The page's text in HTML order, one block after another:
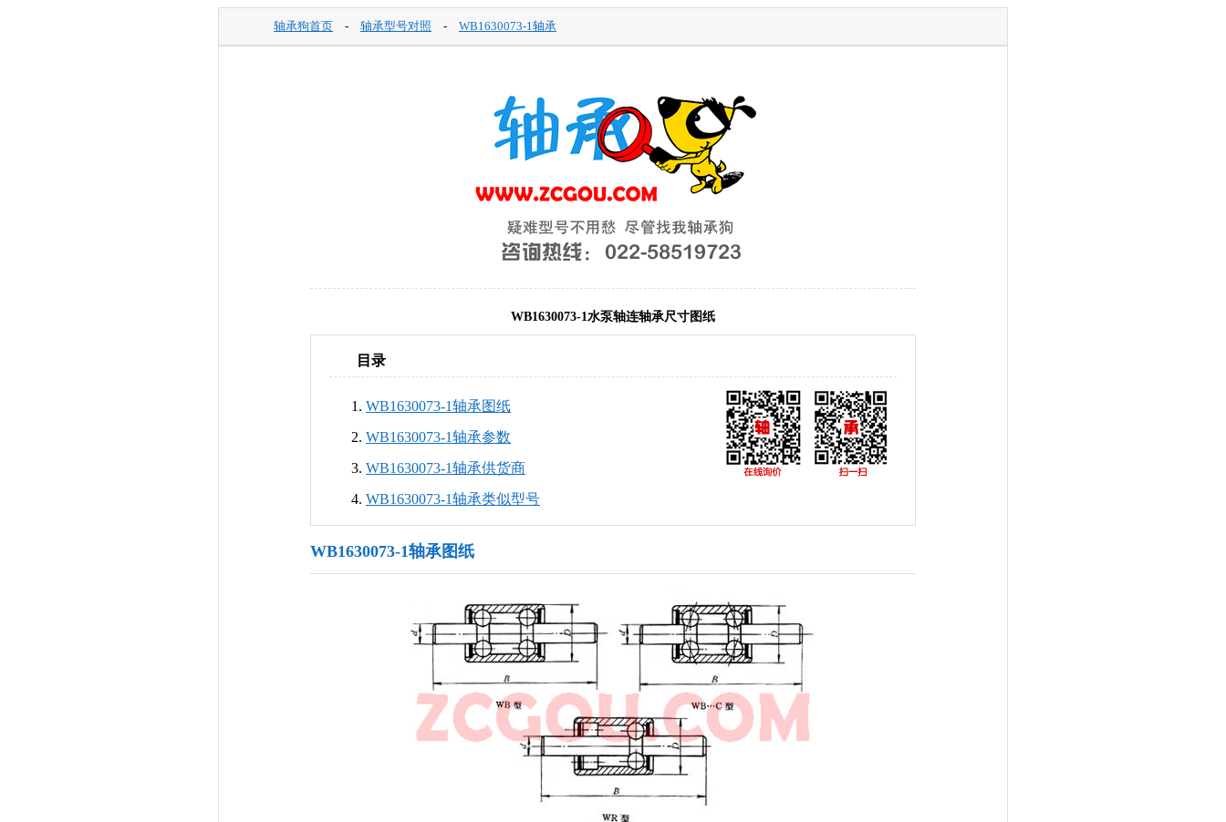
轴承狗首页 - 轴承型号对照 - WB1630073-1轴承
WB1630073-1水泵轴连轴承尺寸图纸
目录
WB1630073-1轴承图纸
WB1630073-1轴承参数
WB1630073-1轴承供货商
WB1630073-1轴承类似型号
WB1630073-1轴承图纸